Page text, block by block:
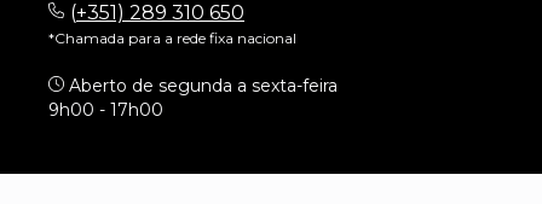
(+351) 289 310 650
*Chamada para a rede fixa nacional
Aberto de segunda a sexta-feira
9h00 - 17h00